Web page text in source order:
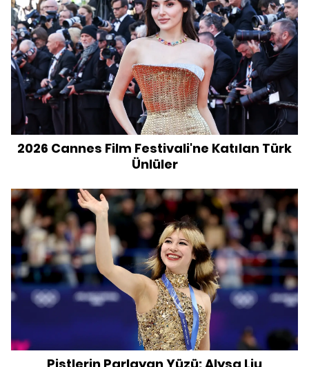
2026 Cannes Film Festivali'ne Katılan Türk
Ünlüler